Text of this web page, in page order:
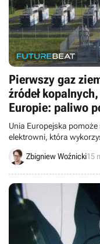
Pierwszy gaz
źródeł
Europie: paliwo
wodoru i CO2
Unia Europejska
elektrowni, która
Zbigniew Woźnicki15